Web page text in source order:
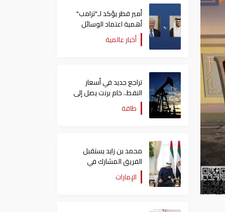
أمير قطر يؤكد لـ"ترامب"
أهمية اعتماد الوسائل
الدبلوماسية لمعالجة
القضايا
أخبار عالمية
تراجع جديد في أسعار
النفط.. خام برنت يصل إلى
80.66 دولاراً للبرميل
طاقة
محمد بن زايد يستقبل
الفريق المشارك في
ويتبادل الأحاديث الودية
الإمارات